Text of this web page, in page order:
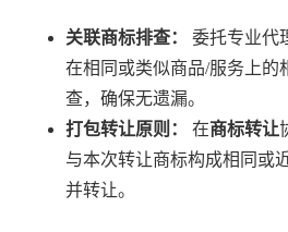
关联商标排查：
委托专业代
在相同或类似商品/服务上的
查，确保无遗漏。
打包转让原则：
在商标转让
与本次转让商标构成相同或
并转让。